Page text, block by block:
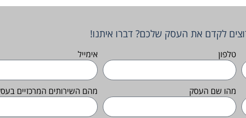
לקדם את העסק שלכם? דברו איתנו!
טלפון אימייל
מהו שם העסק מהם השירותים המרכזיים